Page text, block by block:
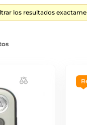
los resultados